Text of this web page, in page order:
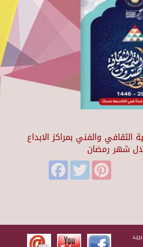
الثقافي والفني بمراكز الابداع
شهر رمضان
FacebookTwitter